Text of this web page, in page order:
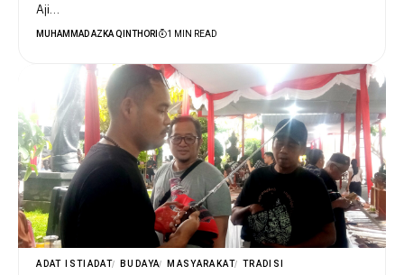
Aji…
MUHAMMAD AZKA QINTHORI 1 MIN READ
ADAT ISTIADAT BUDAYA MASYARAKAT TRADISI